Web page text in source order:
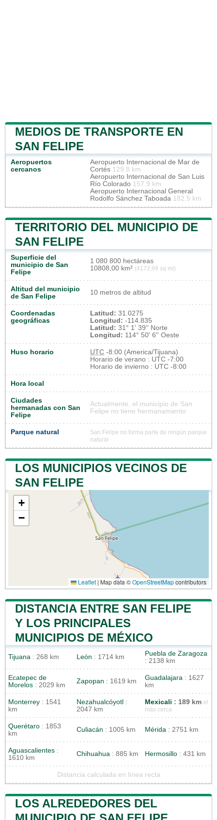
MEDIOS DE TRANSPORTE EN
SAN FELIPE
Aeropuertos
cercanos
Aeropuerto Internacional de Mar de
Cortés 129.8 km
Aeropuerto Internacional de San Luis
Río Colorado 157.9 km
Aeropuerto Internacional General
Rodolfo Sánchez Taboada 182.5 km
TERRITORIO DEL MUNICIPIO DE
SAN FELIPE
Superficie del
municipio de San
Felipe
1 080 800 hectáreas
10808,00 km² (4172,99 sq mi)
Altitud del municipio
de San Felipe
10 metros de altitud
Coordenadas
geográficas
Latitud: 31.0275
Longitud: -114.835
Latitud: 31° 1' 39'' Norte
Longitud: 114° 50' 6'' Oeste
Huso horario UTC -8:00 (America/Tijuana)
Horario de verano : UTC -7:00
Horario de invierno : UTC -8:00
Hora local
Ciudades
hermanadas con San
Felipe
Actualmente, el municipio de San
Felipe no tiene hermanamiento
Parque natural
San Felipe no forma parte de ningún parque
natural
LOS MUNICIPIOS VECINOS DE
SAN FELIPE
+
−
Leaflet | Map data ©OpenStreetMapcontributors
DISTANCIA ENTRE SAN FELIPE
Y LOS PRINCIPALES
MUNICIPIOS DE MÉXICO
Tijuana : 268 km León : 1714 km
Puebla de Zaragoza
: 2138 km
Ecatepec de
Morelos : 2029 km
Zapopan : 1619 km Guadalajara : 1627
km
Monterrey : 1541
km
Nezahualcóyotl :
2047 km
Mexicali : 189 km el
más cerca
Querétaro : 1853
km
Culiacán : 1005 km Mérida : 2751 km
Aguascalientes :
1610 km
Chihuahua : 885 km Hermosillo : 431 km
Distancia calculada en línea recta
LOS ALREDEDORES DEL